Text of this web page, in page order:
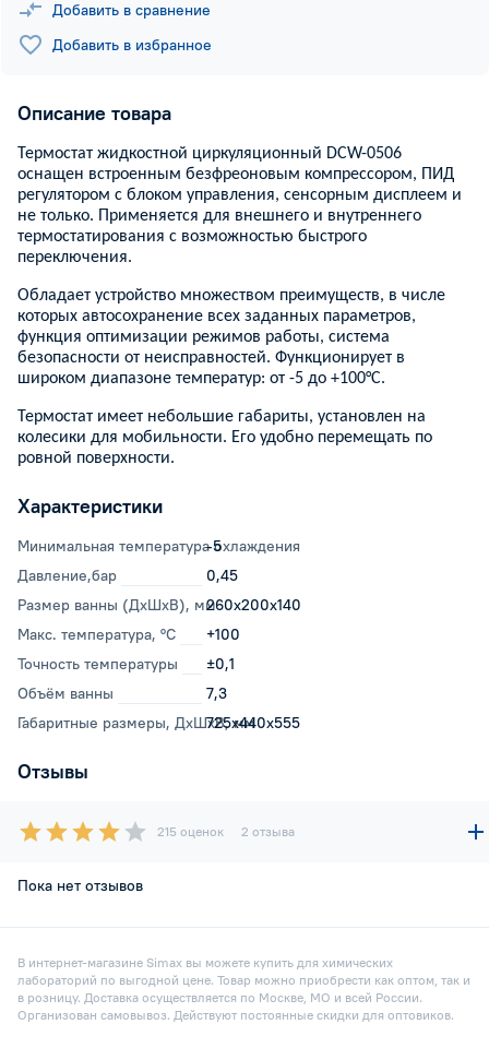
Добавить в сравнение
Добавить в избранное
Описание товара
Термостат жидкостной циркуляционный DCW-0506
оснащен встроенным безфреоновым компрессором, ПИД
регулятором с блоком управления, сенсорным дисплеем и
не только. Применяется для внешнего и внутреннего
термостатирования с возможностью быстрого
переключения.
Обладает устройство множеством преимуществ, в числе
которых автосохранение всех заданных параметров,
функция оптимизации режимов работы, система
безопасности от неисправностей. Функционирует в
широком диапазоне температур: от -5 до +100°С.
Термостат имеет небольшие габариты, установлен на
колесики для мобильности. Его удобно перемещать по
ровной поверхности.
Характеристики
Минимальная температура охлаждения
-5
Давление,бар
0,45
Размер ванны (ДхШхВ), мм260x200x140
Макс. температура, °С
+100
Точность температуры
±0,1
Объём ванны
7,3
Габаритные размеры, ДхШхВ, мм725x440x555
Отзывы
215 оценок 2 отзыва
Пока нет отзывов
В интернет-магазине Simax вы можете купить для химических
лабораторий по выгодной цене. Товар можно приобрести как оптом, так и
в розницу. Доставка осуществляется по Москве, МО и всей России.
Организован самовывоз. Действуют постоянные скидки для оптовиков.